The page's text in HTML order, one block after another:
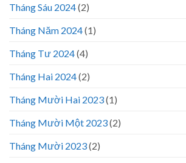
Tháng Sáu 2024(2)
Tháng Năm 2024(1)
Tháng Tư 2024(4)
Tháng Hai 2024(2)
Tháng Mười Hai 2023(1)
Tháng Mười Một 2023(2)
Tháng Mười 2023(2)